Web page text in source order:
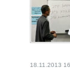
09.05.2022
18.11.2013